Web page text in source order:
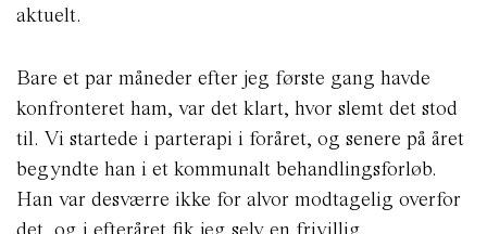
aktuelt.
Bare et par måneder efter jeg første gang havde
konfronteret ham, var det klart, hvor slemt det stod
til. Vi startede i parterapi i foråret, og senere på året
begyndte han i et kommunalt behandlingsforløb.
Han var desværre ikke for alvor modtagelig overfor
det, og i efteråret fik jeg selv en frivillig